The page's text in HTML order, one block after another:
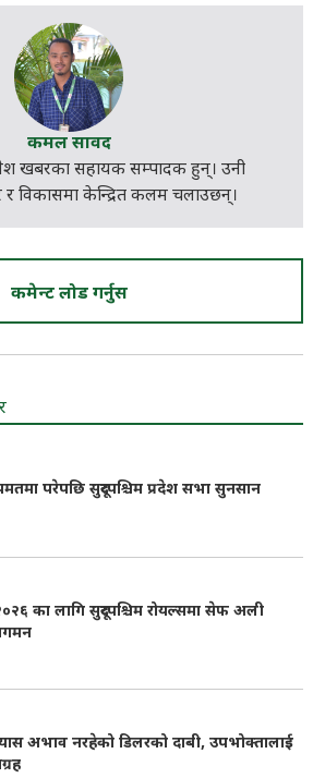
कमल सावद
खबरकासहायक सम्पादकहुन्। उनी
र विकासमा केन्द्रित कलम चलाउछन्।
कमेन्ट लोड गर्नुस
परेपछि सुदूरपश्चिम प्रदेश सभा सुनसान
का लागि सुदूरपश्चिम रोयल्समा सेफ अली
अभाव नरहेको डिलरको दाबी, उपभोक्तालाई